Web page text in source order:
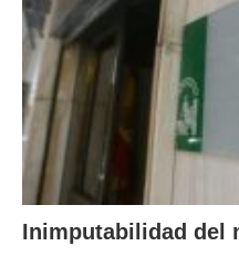
Inimputabilidad del